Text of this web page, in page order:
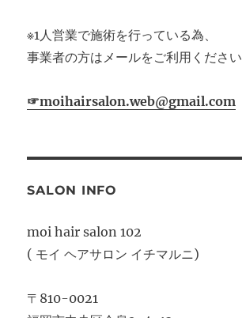
※1人営業で施術を行っている為、
事業者の方はメールをご利用ください
☞moihairsalon.web@gmail.com
SALON INFO
moi hair salon 102
( モイ ヘアサロン イチマルニ)
〒810-0021